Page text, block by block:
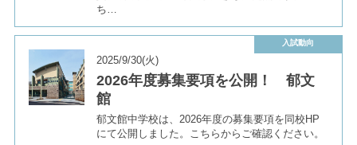
ち…
入試動向
2025/9/30(火)
2026年度募集要項を公開！ 郁文
館
郁文館中学校は、2026年度の募集要項を同校HP
にて公開しました。こちらからご確認ください。